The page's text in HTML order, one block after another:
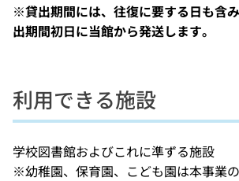
※貸出期間には、往復に要する日も含
出期間初日に当館から発送します。
利用できる施設
学校図書館およびこれに準ずる施設
※幼稚園、保育園、こども園は本事業の